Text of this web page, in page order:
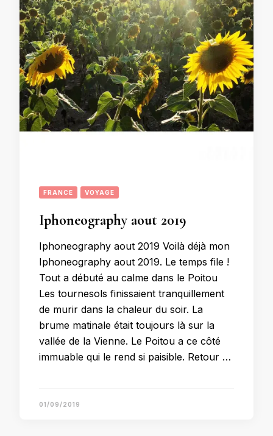
FRANCE VOYAGE
Iphoneography aout 2019
Iphoneography aout 2019 Voilà déjà mon
Iphoneography aout 2019. Le temps file !
Tout a débuté au calme dans le Poitou
Les tournesols finissaient tranquillement
de murir dans la chaleur du soir. La
brume matinale était toujours là sur la
vallée de la Vienne. Le Poitou a ce côté
immuable qui le rend si paisible. Retour …
01/09/2019